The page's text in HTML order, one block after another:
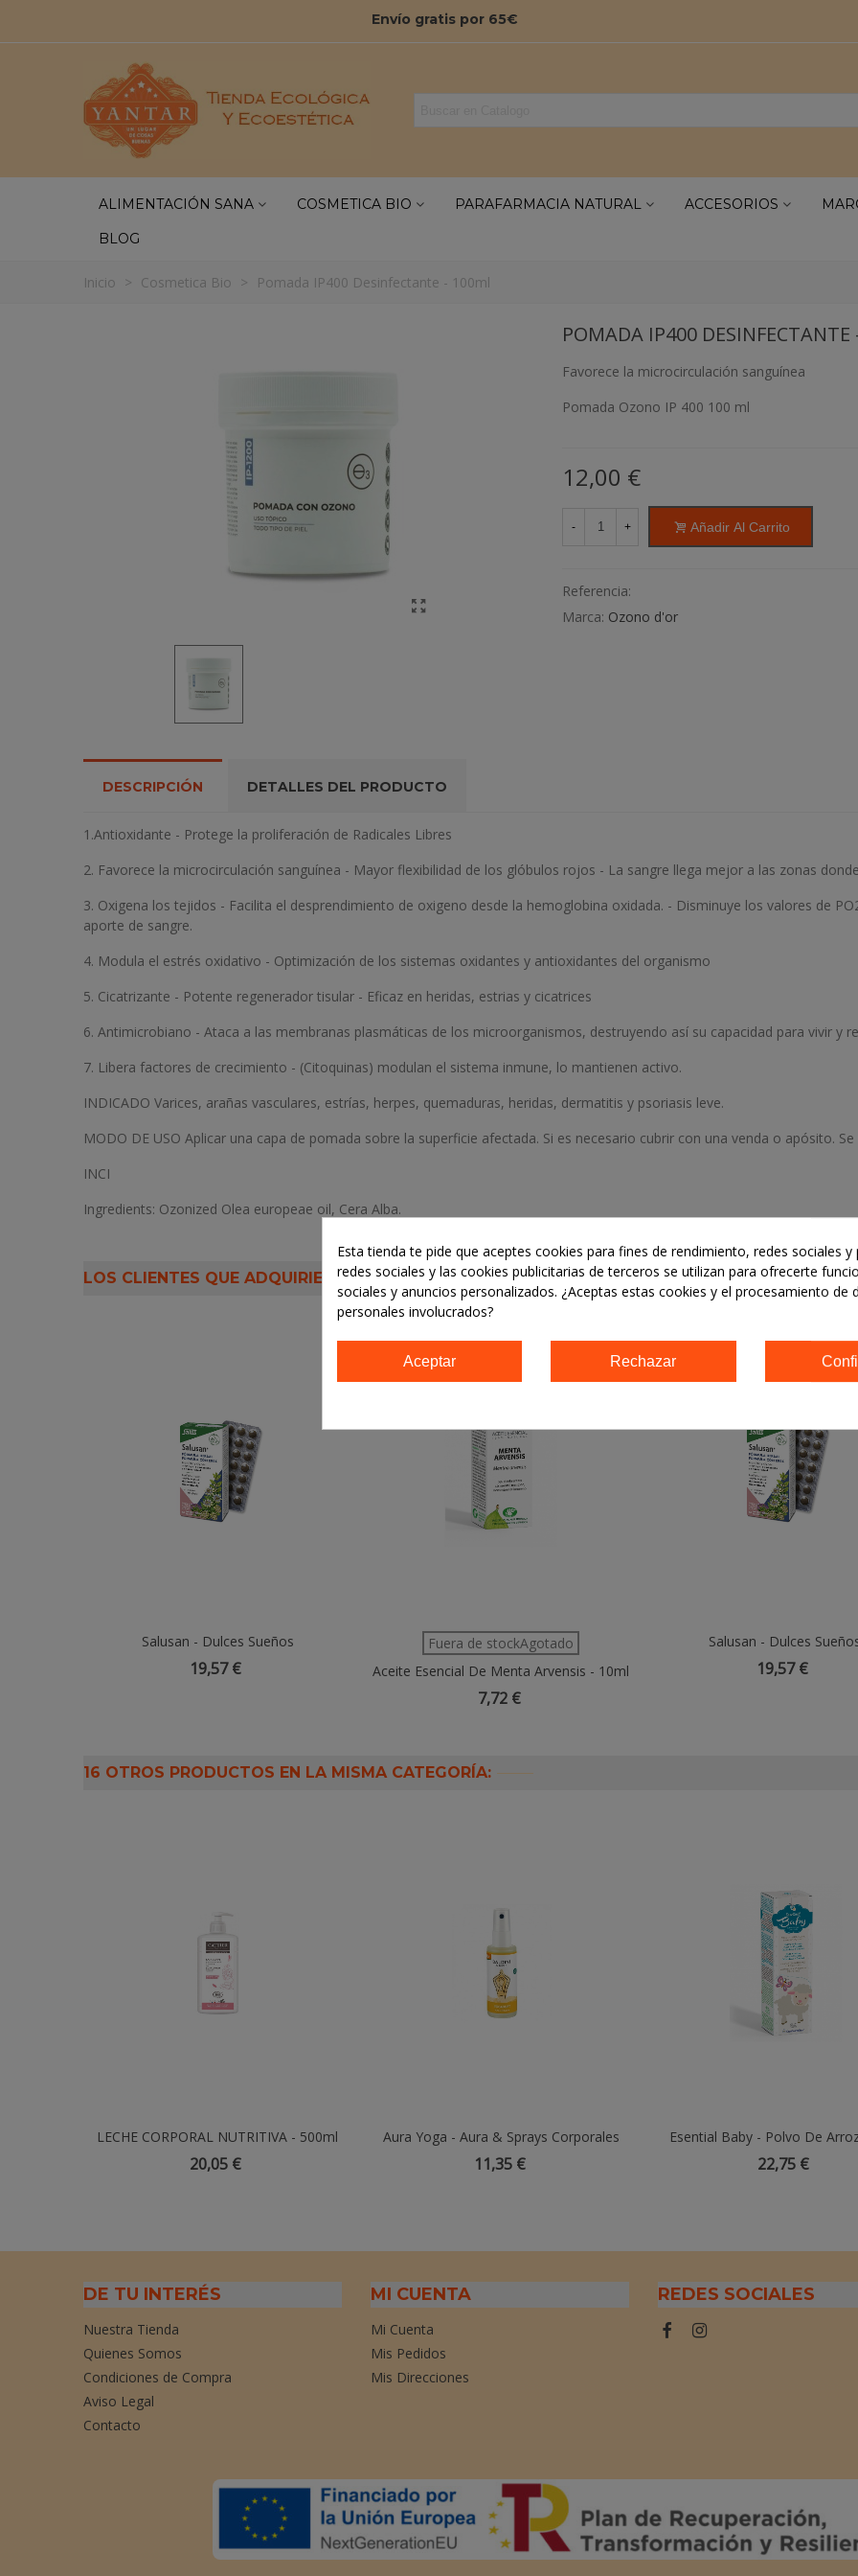
Envío gratis por 65€
ALIMENTACIÓN SANA COSMETICA BIO PARAFARMACIA NATURAL ACCESORIOS
BLOG
Inicio > Cosmetica Bio > Pomada IP400 Desinfectante - 100ml
POMADA IP400
Favorece la microcirculación sanguínea
Pomada Ozono IP 400 100 ml
12,00 €
- + Añadir Al Carrito
Referencia:
Marca: Ozono d'or
DESCRIPCIÓN DETALLES DEL PRODUCTO
1.Antioxidante - Protege la proliferación de Radicales Libres
2. Favorece la microcirculación sanguínea - Mayor flexibilidad de los glóbulos rojos - La sangre llega mejor a las zonas
3. Oxigena los tejidos - Facilita el desprendimiento de oxigeno desde la hemoglobina oxidada. - Disminuye los valores de
aporte de sangre.
4. Modula el estrés oxidativo - Optimización de los sistemas oxidantes y antioxidantes del organismo
5. Cicatrizante - Potente regenerador tisular - Eficaz en heridas, estrias y cicatrices
6. Antimicrobiano - Ataca a las membranas plasmáticas de los microorganismos, destruyendo así su capacidad para vivir y
7. Libera factores de crecimiento - (Citoquinas) modulan el sistema inmune, lo mantienen activo.
INDICADO Varices, arañas vasculares, estrías, herpes, quemaduras, heridas, dermatitis y psoriasis leve.
MODO DE USO Aplicar una capa de pomada sobre la superficie afectada. Si es necesario cubrir con una venda o apósito.
INCI
Ingredients: Ozonized Olea europeae oil, Cera Alba.
LOS CLIENTES QUE ADQUIRIERON ESTE PRODUCTO TAMBIÉN COMPRARON:
Añadir Al Carrito
Salusan - Dulces Sueños
19,57 €
Fuera de stockAgotado
Aceite Esencial De Menta Arvensis - 10ml
7,72 €
Añadir Al Carrito
Salusan - Dulces
19,57 €
16 OTROS PRODUCTOS EN LA MISMA CATEGORÍA:
Añadir Al Carrito
LECHE CORPORAL NUTRITIVA - 500ml
20,05 €
Añadir Al Carrito
Aura Yoga - Aura & Sprays Corporales
Para Perfumar - 30ml
11,35 €
Añadir Al Carrito
Esential Baby - Polvo De
BIO - 100ml
22,75 €
DE TU INTERÉS
Nuestra Tienda
Quienes Somos
Condiciones de Compra
Aviso Legal
Contacto
MI CUENTA
Mi Cuenta
Mis Pedidos
Mis Direcciones
REDES SOCIALES
Esta tienda te pide que aceptes cookies para fines de rendimiento, redes sociales y
redes sociales y las cookies publicitarias de terceros se utilizan para ofrecerte
sociales y anuncios personalizados. ¿Aceptas estas cookies y el procesamiento de
personales involucrados?
Aceptar Rechazar